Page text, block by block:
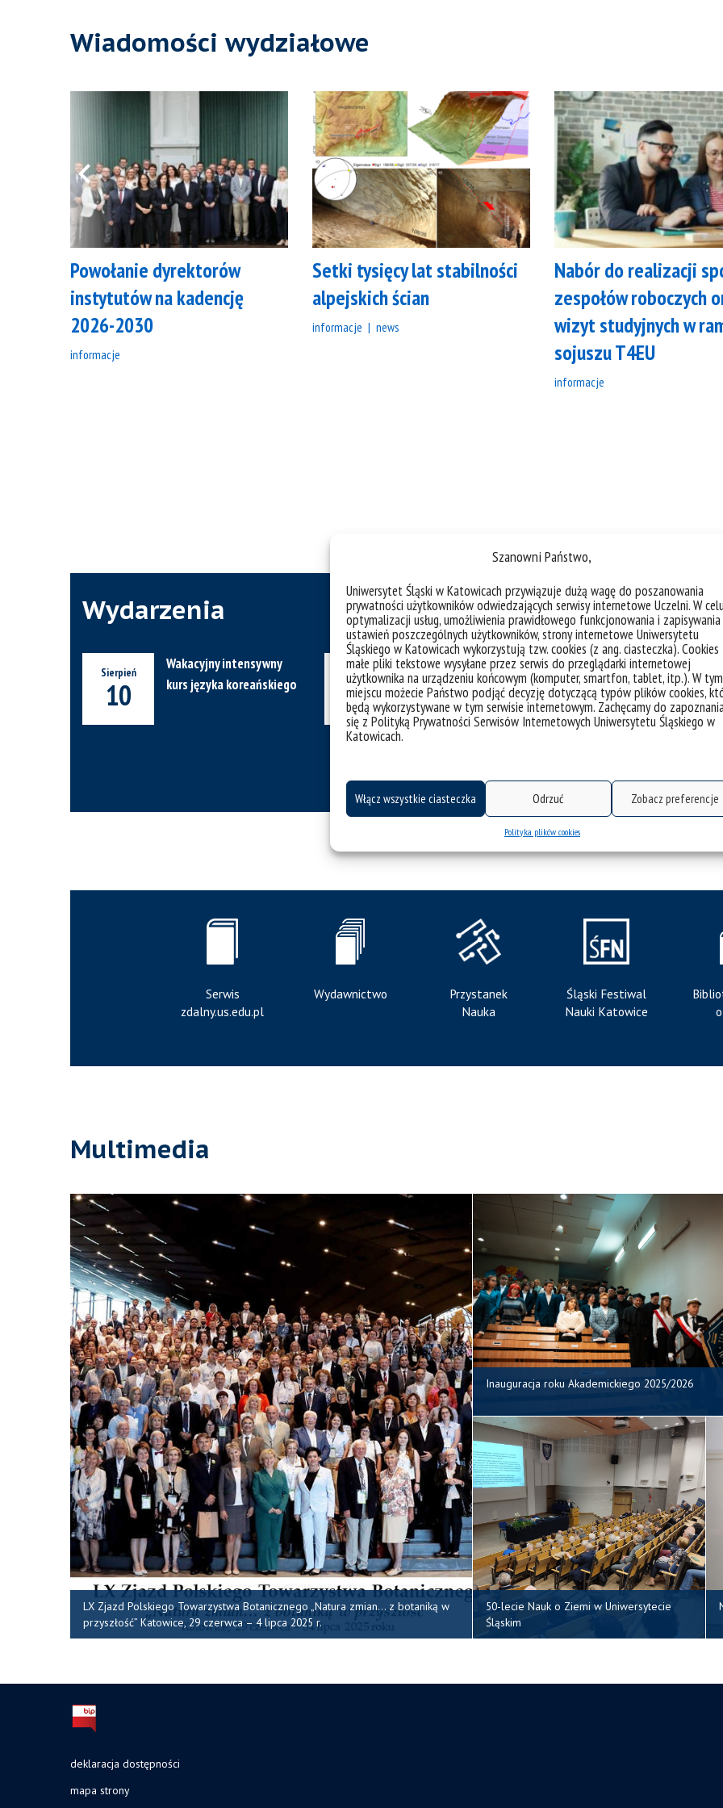
Szanowni Państwo,
Uniwersytet Śląski w Katowicach przywiązuje dużą wagę do poszanowania
prywatności użytkowników odwiedzających serwisy internetowe Uczelni. W
optymalizacji usług, umożliwienia prawidłowego funkcjonowania i zapisywania
ustawień poszczególnych użytkowników, strony internetowe Uniwersytetu
Śląskiego w Katowicach wykorzystują tzw. cookies (z ang. ciasteczka).
małe pliki tekstowe wysyłane przez serwis do przeglądarki internetowej
użytkownika na urządzeniu końcowym (komputer, smartfon, tablet, itp.). W tym
miejscu możecie Państwo podjąć decyzję dotyczącą typów plików cookies,
będą wykorzystywane w tym serwisie internetowym. Zachęcamy do
się z Polityką Prywatności Serwisów Internetowych Uniwersytetu Śląskiego w
Katowicach.
Włącz wszystkie ciasteczka Odrzuć Zobacz preferencje
Polityka plików cookies
Wiadomości wydziałowe
Powołanie dyrektorów
instytutów na kadencję
2026-2030
informacje
Setki tysięcy lat stabilności
alpejskich ścian
informacje news
Nabór do realizacji
zespołów roboczych
wizyt studyjnych w
sojuszu T4EU
informacje
Wydarzenia
Sierpień
10
Wakacyjny intensywny
kurs języka koreańskiego
Wrzesień
03
18. Forum CEE Młodych
Teoretyków Prawa,
Polityki i Teorii
Społecznej
Wrzesień
09
AI Café –
spotkań
sztucznej
Serwis
zdalny.us.edu.pl
Wydawnictwo
Przystanek
Nauka
Śląski Festiwal
Nauki Katowice
Multimedia
LX Zjazd Polskiego Towarzystwa Botanicznego „Natura zmian… z botaniką w
przyszłość” Katowice, 29 czerwca – 4 lipca 2025 r.
Inauguracja roku Akademickiego 2025/2026
50-lecie Nauk o Ziemi w Uniwersytecie
Śląskim
deklaracja dostępności
mapa strony